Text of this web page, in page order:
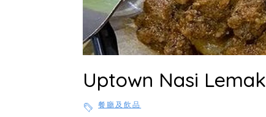
Uptown Nasi Lemak
餐廳及飲品